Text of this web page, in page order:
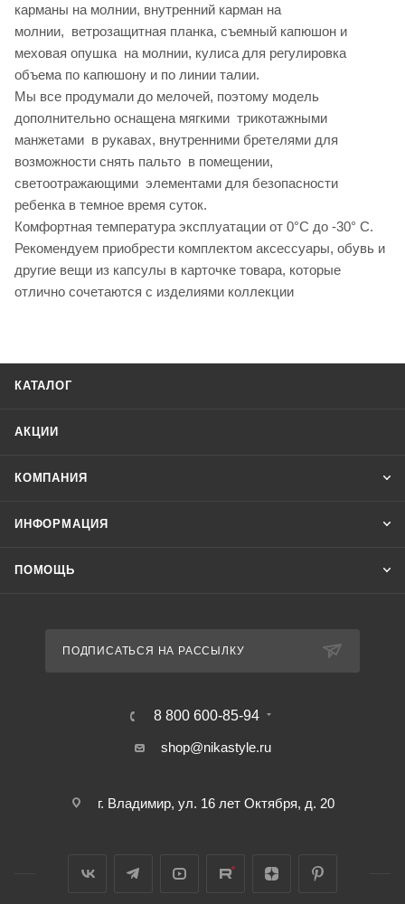
карманы на молнии, внутренний карман на
молнии, ветрозащитная планка, съемный капюшон и
меховая опушка на молнии, кулиса для регулировка
объема по капюшону и по линии талии.
Мы все продумали до мелочей, поэтому модель
дополнительно оснащена мягкими трикотажными
манжетами в рукавах, внутренними бретелями для
возможности снять пальто в помещении,
светоотражающими элементами для безопасности
ребенка в темное время суток.
Комфортная температура эксплуатации от 0°С до -30° С.
Рекомендуем приобрести комплектом аксессуары, обувь и
другие вещи из капсулы в карточке товара, которые
отлично сочетаются с изделиями коллекции
КАТАЛОГ
АКЦИИ
КОМПАНИЯ
ИНФОРМАЦИЯ
ПОМОЩЬ
ПОДПИСАТЬСЯ НА РАССЫЛКУ
8 800 600-85-94
shop@nikastyle.ru
г. Владимир, ул. 16 лет Октября, д. 20